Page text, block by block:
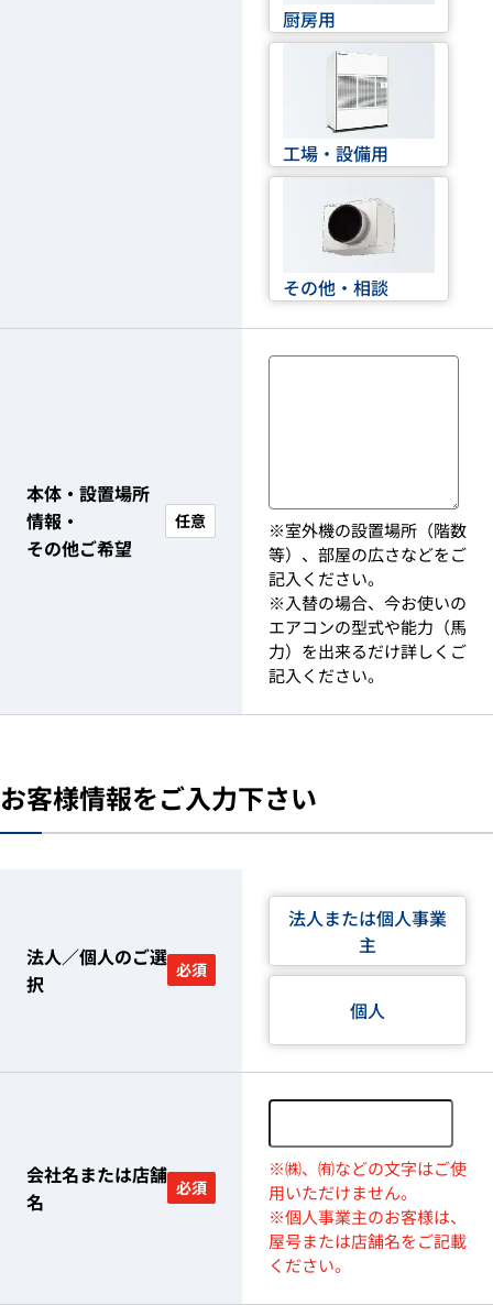
厨房用
工場・設備用
その他・相談
本体・設置場所
情報・
その他ご希望
任意
※室外機の設置場所（階数
等）、部屋の広さなどをご
記入ください。
※入替の場合、今お使いの
エアコンの型式や能力（馬
力）を出来るだけ詳しくご
記入ください。
お客様情報をご入力下さい
法人／個人のご選
択
必須
法人または個人事業
主
個人
会社名または店舗
名
必須
※㈱、㈲などの文字はご使
用いただけません。
※個人事業主のお客様は、
屋号または店舗名をご記載
ください。